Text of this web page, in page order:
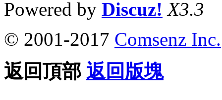
Powered by Discuz! X3.3
© 2001-2017 Comsenz Inc.
返回頂部 返回版塊